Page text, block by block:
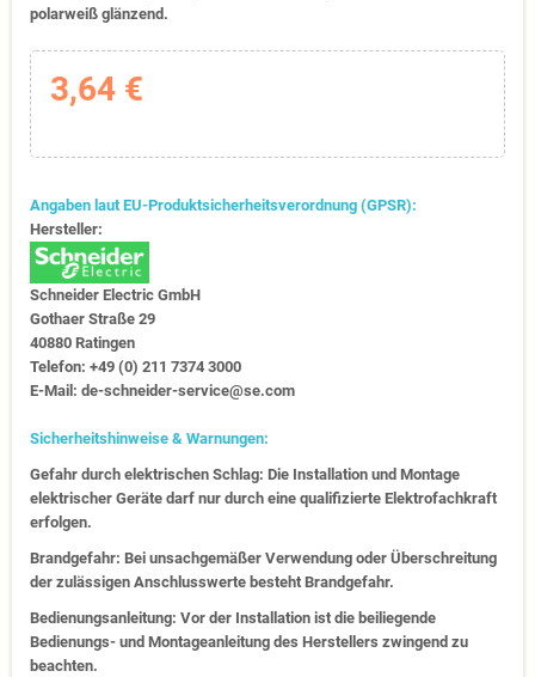
polarweiß glänzend.
3,64 €
Angaben laut EU-Produktsicherheitsverordnung (GPSR):
Hersteller:
Schneider Electric GmbH
Gothaer Straße 29
40880 Ratingen
Telefon: +49 (0) 211 7374 3000
E-Mail: de-schneider-service@se.com
Sicherheitshinweise & Warnungen:
Gefahr durch elektrischen Schlag: Die Installation und Montage
elektrischer Geräte darf nur durch eine qualifizierte Elektrofachkraft
erfolgen.
Brandgefahr: Bei unsachgemäßer Verwendung oder Überschreitung
der zulässigen Anschlusswerte besteht Brandgefahr.
Bedienungsanleitung: Vor der Installation ist die beiliegende
Bedienungs- und Montageanleitung des Herstellers zwingend zu
beachten.